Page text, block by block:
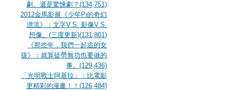
劇、還是驚悚劇？(134,751)
2012金馬影展《少年Pi的奇幻
漂流》：文字V.S. 影像V.S.
想像。(三度更新)(131,801)
《那些年，我們一起追的女
孩》：就算徒勞無功也要做的
事。(129,436)
「光明戰士阿基拉」：比電影
更精彩的漫畫！！(126,484)